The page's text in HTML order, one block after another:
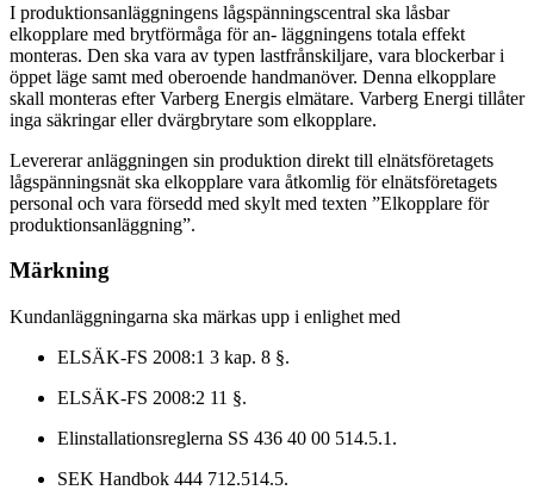
Överfrekvens 0,5 s 52 Hz
Underfrekvens 0,5 s 47,5 Hz
I produktionsanläggningens lågspänningscentral ska låsbar
elkopplare med brytförmåga för an- läggningens totala effekt
monteras. Den ska vara av typen lastfrånskiljare, vara blockerbar i
öppet läge samt med oberoende handmanöver. Denna elkopplare
skall monteras efter Varberg Energis elmätare. Varberg Energi tillåter
inga säkringar eller dvärgbrytare som elkopplare.
Levererar anläggningen sin produktion direkt till elnätsföretagets
lågspänningsnät ska elkopplare vara åtkomlig för elnätsföretagets
personal och vara försedd med skylt med texten ”Elkopplare för
produktionsanläggning”.
Märkning
Kundanläggningarna ska märkas upp i enlighet med
ELSÄK-FS 2008:1 3 kap. 8 §.
ELSÄK-FS 2008:2 11 §.
Elinstallationsreglerna SS 436 40 00 514.5.1.
SEK Handbok 444 712.514.5.